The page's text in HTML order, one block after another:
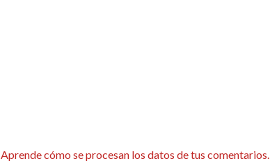
Aprende cómo se procesan los datos de tus comentarios.